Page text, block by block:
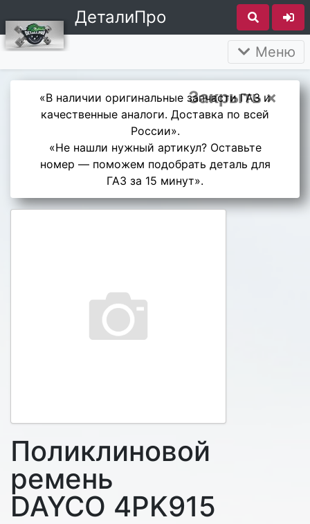
ДеталиПро
Меню
Закрыть ×
«В наличии оригинальные запчасти ГАЗ и
качественные аналоги. Доставка по всей
России».
«Не нашли нужный артикул? Оставьте
номер — поможем подобрать деталь для
ГАЗ за 15 минут».
Поликлиновой
ремень
DAYCO 4PK915